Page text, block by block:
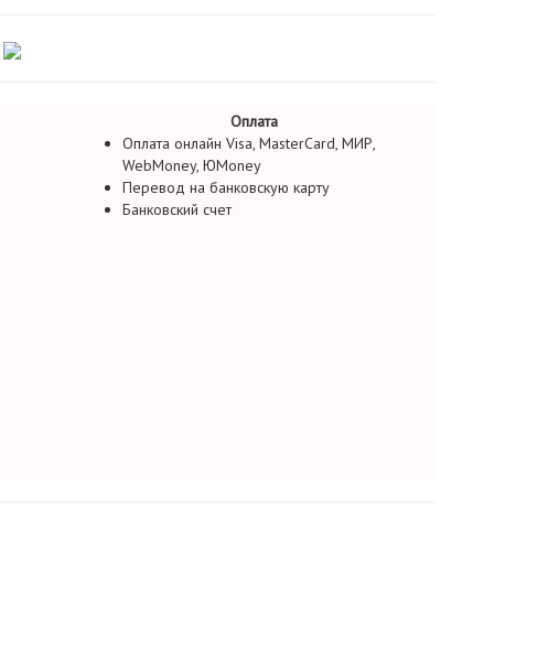
Оплата
Оплата онлайн Visa, MasterCard, МИР,
WebMoney, ЮMoney
Перевод на банковскую карту
Банковский счет